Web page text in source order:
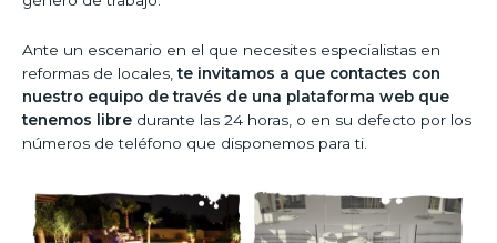
Ante un escenario en el que necesites especialistas en
reformas de locales,te invitamos a que contactes con
nuestro equipo de través de una plataforma web que
tenemos libre durante las 24 horas, o en su defecto por los
números de teléfono que disponemos para ti.